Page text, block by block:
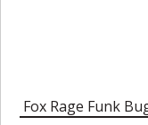
Fox Rage Funk